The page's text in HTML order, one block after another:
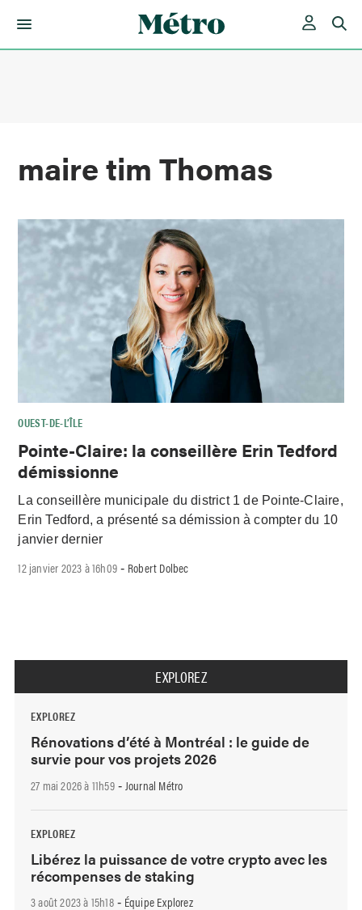
maire tim Thomas
OUEST-DE-L’ÎLE
Pointe-Claire: la conseillère Erin Tedford
démissionne
La conseillère municipale du district 1 de Pointe-Claire,
Erin Tedford, a présenté sa démission à compter du 10
janvier dernier
12 janvier 2023 à 16h09 - Robert Dolbec
EXPLOREZ
EXPLOREZ
Rénovations d’été à Montréal : le guide de
survie pour vos projets 2026
27 mai 2026 à 11h59- Journal Métro
EXPLOREZ
Libérez la puissance de votre crypto avec les
récompenses de staking
3 août 2023 à 15h18- Équipe Explorez